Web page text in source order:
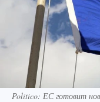
Politico: ЕС готовит